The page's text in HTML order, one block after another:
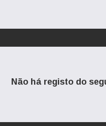
Não há registo do